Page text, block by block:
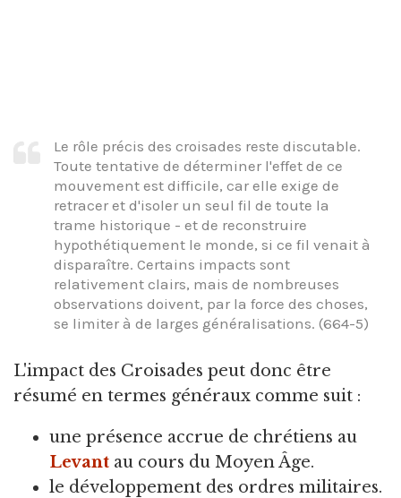
Le rôle précis des croisades reste discutable.
Toute tentative de déterminer l'effet de ce
mouvement est difficile, car elle exige de
retracer et d'isoler un seul fil de toute la
trame historique - et de reconstruire
hypothétiquement le monde, si ce fil venait à
disparaître. Certains impacts sont
relativement clairs, mais de nombreuses
observations doivent, par la force des choses,
se limiter à de larges généralisations. (664-5)
L'impact des Croisades peut donc être
résumé en termes généraux comme suit :
une présence accrue de chrétiens au
Levant au cours du Moyen Âge.
le développement des ordres militaires.